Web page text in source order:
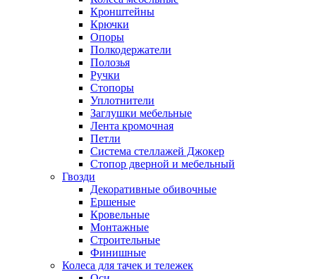
Кронштейны
Крючки
Опоры
Полкодержатели
Полозья
Ручки
Стопоры
Уплотнители
Заглушки мебельные
Лента кромочная
Петли
Система стеллажей Джокер
Стопор дверной и мебельный
Гвозди
Декоративные обивочные
Ершеные
Кровельные
Монтажные
Строительные
Финишные
Колеса для тачек и тележек